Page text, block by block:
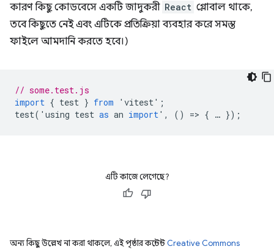
কারণ কিছু কোডবেসে একটি জাদুকরী React গ্লোবাল থাকে,
তবে কিছুতে নেই এবং এটিকে প্রতিক্রিয়া ব্যবহার করে সমস্ত
ফাইলে আমদানি করতে হবে।)
// some.test.js
import { test } from ' vitest' ;
test( ' using test as an import' , () => { … });
এটি কাজে লেগেছে?
অন্য কিছু উল্লেখ না করা থাকলে, এই পৃষ্ঠার কন্টেন্ট Creative Commons